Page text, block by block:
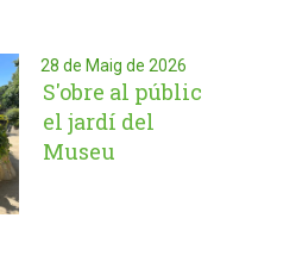
28 de Maig de 2026
S'obre al públic
el jardí del
Museu